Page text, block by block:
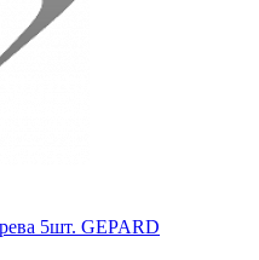
5шт. GEPARD